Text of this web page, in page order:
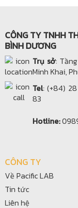
CÔNG TY TNHH
BÌNH DƯƠNG
Trụ sở:
Minh Khai,
Tel: (+84)
83
Hotline:
CÔNG TY
Về Pacific LAB
Tin tức
Liên hệ